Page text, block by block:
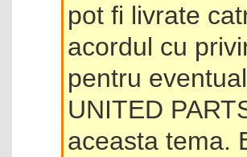
pot fi livrate
acordul cu
pentru
UNITED
aceasta tema.